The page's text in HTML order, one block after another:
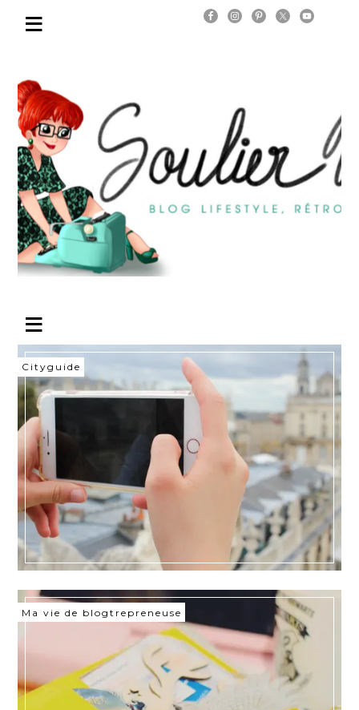
Cityguide
Ma vie de blogtrepreneuse